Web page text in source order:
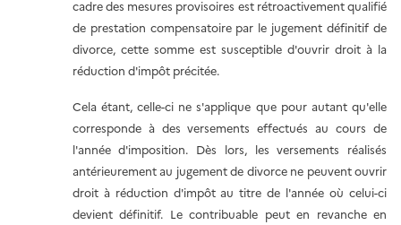
cadre des mesures provisoires est rétroactivement qualifié
de prestation compensatoire par le jugement définitif de
divorce, cette somme est susceptible d'ouvrir droit à la
réduction d'impôt précitée.
Cela étant, celle-ci ne s'applique que pour autant qu'elle
corresponde à des versements effectués au cours de
l'année d'imposition. Dès lors, les versements réalisés
antérieurement au jugement de divorce ne peuvent ouvrir
droit à réduction d'impôt au titre de l'année où celui-ci
devient définitif. Le contribuable peut en revanche en